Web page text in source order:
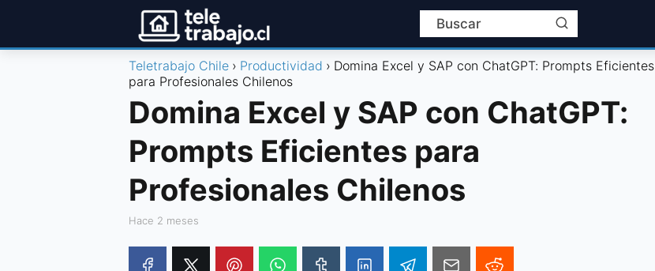
Teletrabajo Chile Productividad
Domina Excel y SAP con ChatGPT: Prompts Eficientes
para Profesionales Chilenos
Domina Excel y SAP con ChatGPT:
Prompts Eficientes para
Profesionales Chilenos
hace 2 meses